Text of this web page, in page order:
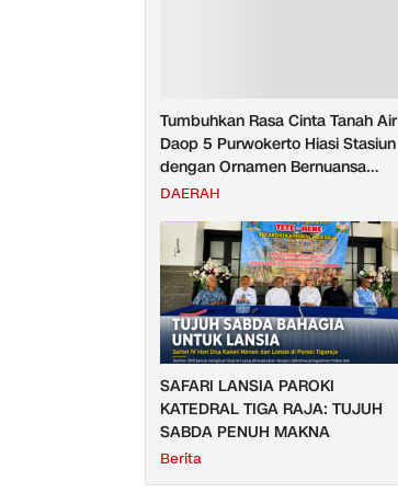
Tumbuhkan Rasa Cinta Tanah Air
Daop 5 Purwokerto Hiasi Stasiun
dengan Ornamen Bernuansa
Merah Putih
DAERAH
SAFARI LANSIA PAROKI
KATEDRAL TIGA RAJA: TUJUH
SABDA PENUH MAKNA
Berita